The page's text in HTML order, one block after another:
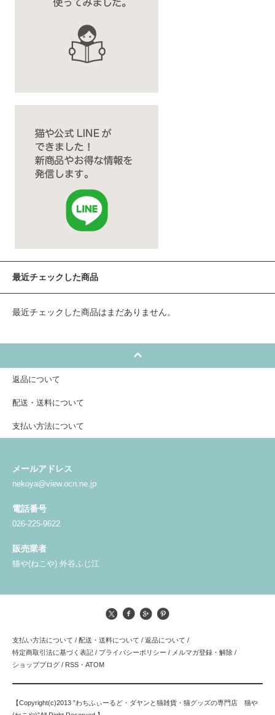
最近チェックした商品
最近チェックした商品はまだありません。
返品について
配送・送料について
支払い方法について
メールアドレス
nekoya@view.ocn.ne.jp
電話番号
026-225-9622
販売業者
猫や(ねこや) 外谷ふじ江
支払い方法について / 配送・送料について / 返品について /
特定商取引法に基づく表記 / プライバシーポリシー / メルマガ登録・解除 /
ショップブログ / RSS ・ ATOM
【Copyright(c)2013 ”わちふぃーるど・ダヤンと猫雑貨・猫グッズの専門店 猫や